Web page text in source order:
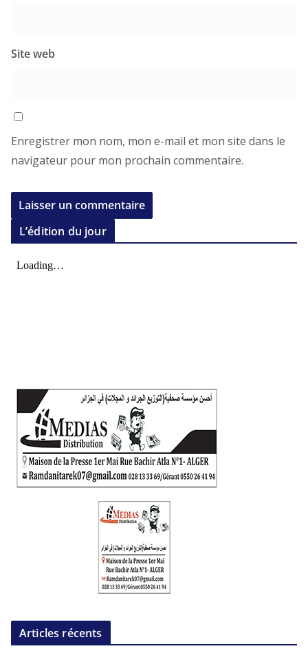
Site web
Enregistrer mon nom, mon e-mail et mon site dans le
navigateur pour mon prochain commentaire.
L’édition du jour
Articles récents